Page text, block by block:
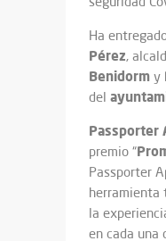
Ha
Pérez,
Benidorm y
del
Passporter
premio “
Passporter
herramienta
la
en cada una